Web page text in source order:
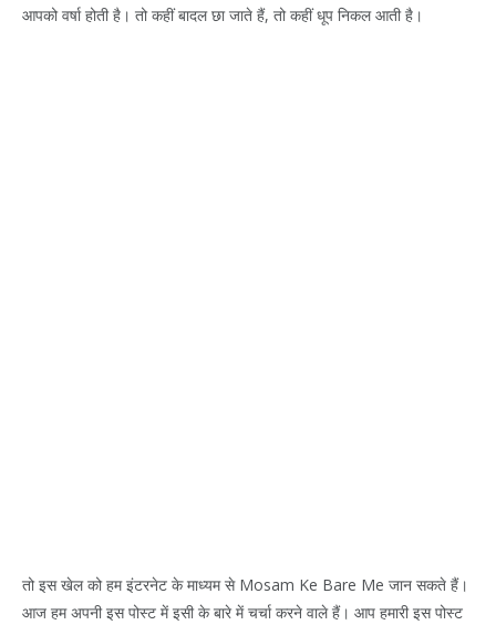
आपको वर्षा होती है। तो कहीं बादल छा जाते हैं, तो कहीं धूप निकल आती है।
तो इस खेल को हम इंटरनेट के माध्यम से Mosam Ke Bare Me जान सकते हैं।
आज हम अपनी इस पोस्ट में इसी के बारे में चर्चा करने वाले हैं। आप हमारी इस पोस्ट